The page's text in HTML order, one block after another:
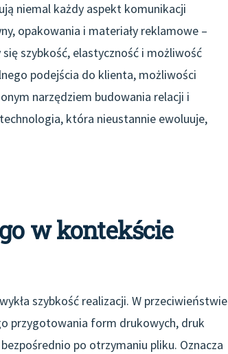
niemal każdy aspekt komunikacji
opakowania i materiały reklamowe –
szybkość, elastyczność i możliwość
podejścia do klienta, możliwości
narzędziem budowania relacji i
która nieustannie ewoluuje,
w kontekście
szybkość realizacji. W przeciwieństwie
przygotowania form drukowych, druk
po otrzymaniu pliku. Oznacza